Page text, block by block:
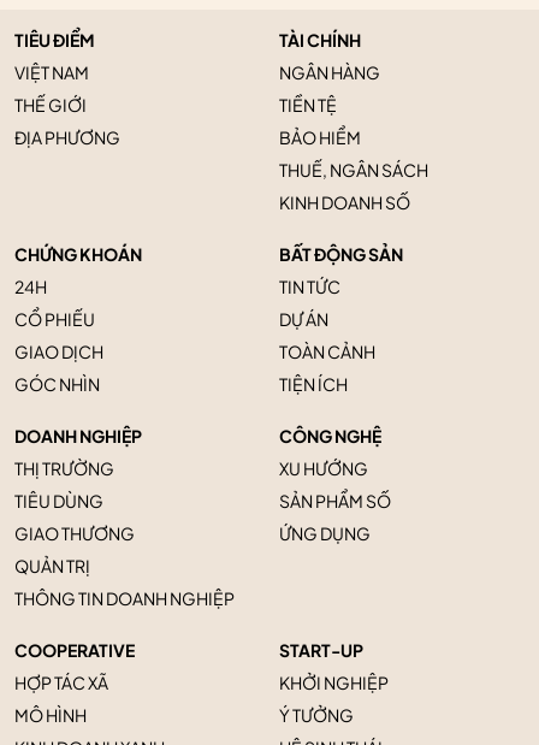
TIÊU ĐIỂM
VIỆT NAM
THẾ GIỚI
ĐỊA PHƯƠNG
TÀI CHÍNH
NGÂN HÀNG
TIỀN TỆ
BẢO HIỂM
THUẾ, NGÂN SÁCH
KINH DOANH SỐ
CHỨNG KHOÁN
24H
CỔ PHIẾU
GIAO DỊCH
GÓC NHÌN
BẤT ĐỘNG SẢN
TIN TỨC
DỰ ÁN
TOÀN CẢNH
TIỆN ÍCH
DOANH NGHIỆP
THỊ TRƯỜNG
TIÊU DÙNG
GIAO THƯƠNG
QUẢN TRỊ
THÔNG TIN DOANH NGHIỆP
CÔNG NGHỆ
XU HƯỚNG
SẢN PHẨM SỐ
ỨNG DỤNG
COOPERATIVE
HỢP TÁC XÃ
MÔ HÌNH
START-UP
KHỞI NGHIỆP
Ý TƯỞNG